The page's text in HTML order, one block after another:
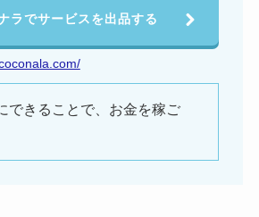
ラでサービスを出品する
できることで、お金を稼ご